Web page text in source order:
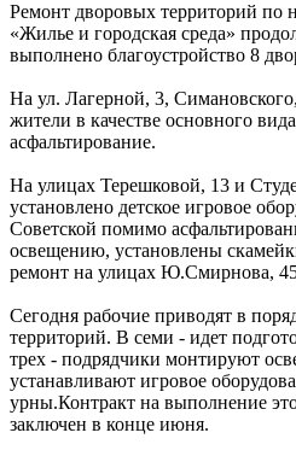
Ремонт дворовых территорий по
«Жилье и городская среда»
выполнено благоустройство 8
На ул. Лагерной, 3,
жители в качестве основного
асфальтирование.
На улицах Терешковой, 13 и
установлено детское игровое
Советской помимо
освещению, установлены
ремонт на улицах Ю.Смирнова,
Сегодня рабочие приводят в
территорий. В семи - идет
трех - подрядчики монтируют
устанавливают игровое
урны.Контракт на выполнение
заключен в конце июня.